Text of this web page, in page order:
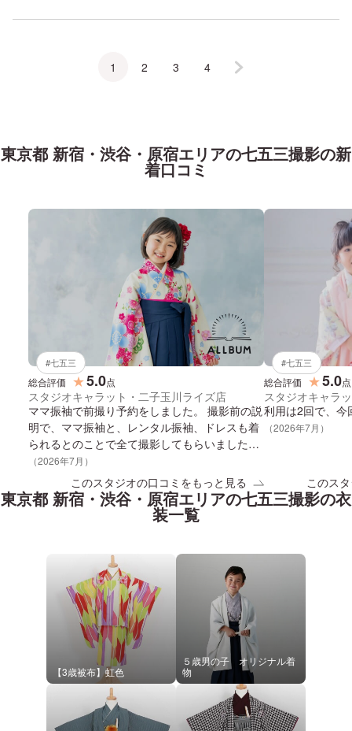
1 2 3 4
東京都 新宿・渋谷・原宿エリアの七五三撮影の新
着口コミ
#七五三
総合評価 ★5.0点
スタジオキャラット・二子玉川ライズ店
ママ振袖で前撮り予約をしました。 撮影前の説
明で、ママ振袖と、レンタル振袖、ドレスも着
られるとのことで全て撮影してもらいました。
予定していなかったけど素敵に仕上げてもらい
親子で満足でしま。時間も掛かるのに快く対応
していただきありがとうございました。たくさ
んかわいいとか綺麗とか、似合うと言っていた
だいて嬉しかったです。 成人式当日もよろしく
（2026年7月）
このスタジオの口コミをもっと見る
#七五三
総合評価 ★5.0点
スタジオキャラ
利用は2回で、今
（2026年7月）
このス
東京都 新宿・渋谷・原宿エリアの七五三撮影の衣
装一覧
【3歳被布】虹色
５歳男の子 オリジナル着
物